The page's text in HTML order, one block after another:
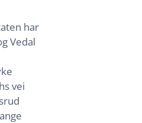
har
Vedal
vei